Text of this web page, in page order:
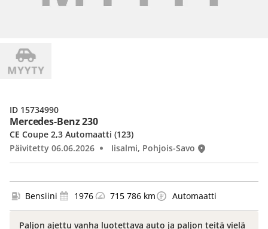
Mercedes-Benz 230
CE Coupe 2,3 Automaatti (123)
Päivitetty 06.06.2026
Iisalmi, Pohjois-Savo
ID 15734990
Bensiini 1976 715 786 km Automaatti
Paljon ajettu vanha luotettava auto ja paljon teitä vielä